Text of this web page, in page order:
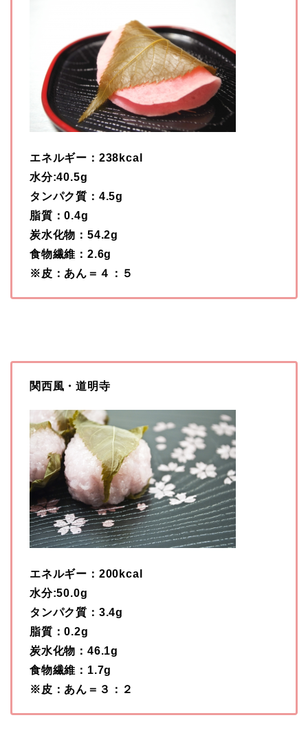
エネルギー：238kcal
水分:40.5g
タンパク質：4.5g
脂質：0.4g
炭水化物：54.2g
食物繊維：2.6g
※皮：あん＝４：５
関西風・道明寺
エネルギー：200kcal
水分:50.0g
タンパク質：3.4g
脂質：0.2g
炭水化物：46.1g
食物繊維：1.7g
※皮：あん＝３：２